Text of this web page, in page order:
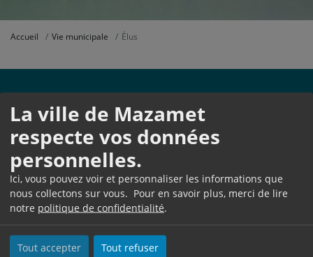
La ville de Mazamet
respecte vos données
personnelles.
Ici, vous pouvez voir et personnaliser les informations que
nous collectons sur vous. Pour en savoir plus, merci de lire
notre politique de confidentialité.
Tout accepter Tout refuser
Accueil Vie municipale Élus
Hôtel de Ville
1, Place Georges Tournier
81209 Mazamet Cedex
Ouverture au public :